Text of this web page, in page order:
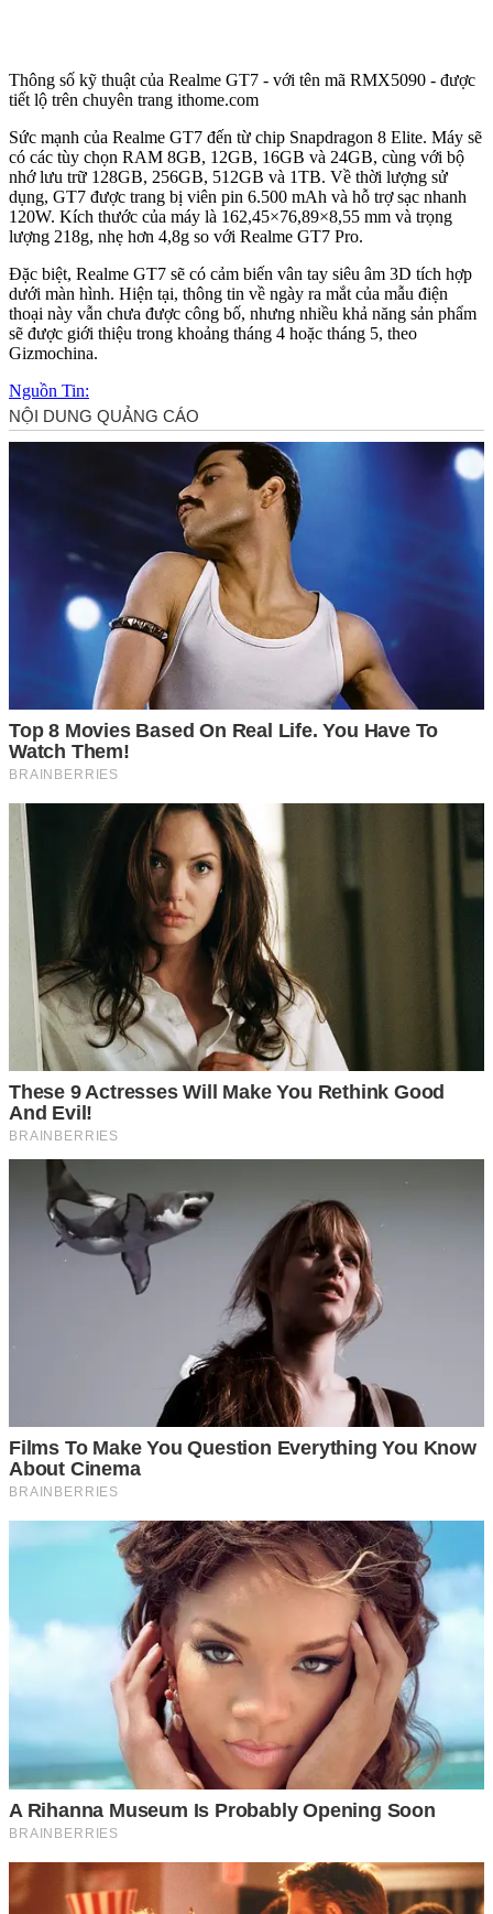
Thông số kỹ thuật của Realme GT7 - với tên mã RMX5090 - được
tiết lộ trên chuyên trang ithome.com
Sức mạnh của Realme GT7 đến từ chip Snapdragon 8 Elite. Máy sẽ
có các tùy chọn RAM 8GB, 12GB, 16GB và 24GB, cùng với bộ
nhớ lưu trữ 128GB, 256GB, 512GB và 1TB. Về thời lượng sử
dụng, GT7 được trang bị viên pin 6.500 mAh và hỗ trợ sạc nhanh
120W. Kích thước của máy là 162,45×76,89×8,55 mm và trọng
lượng 218g, nhẹ hơn 4,8g so với Realme GT7 Pro.
Đặc biệt, Realme GT7 sẽ có cảm biến vân tay siêu âm 3D tích hợp
dưới màn hình. Hiện tại, thông tin về ngày ra mắt của mẫu điện
thoại này vẫn chưa được công bố, nhưng nhiều khả năng sản phẩm
sẽ được giới thiệu trong khoảng tháng 4 hoặc tháng 5, theo
Gizmochina.
Nguồn Tin: